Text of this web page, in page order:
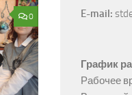
0 E-mail:
График
Рабочее